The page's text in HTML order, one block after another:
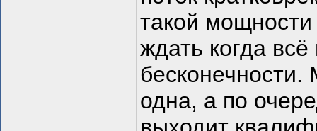
такой
ждать когда
одна, а по